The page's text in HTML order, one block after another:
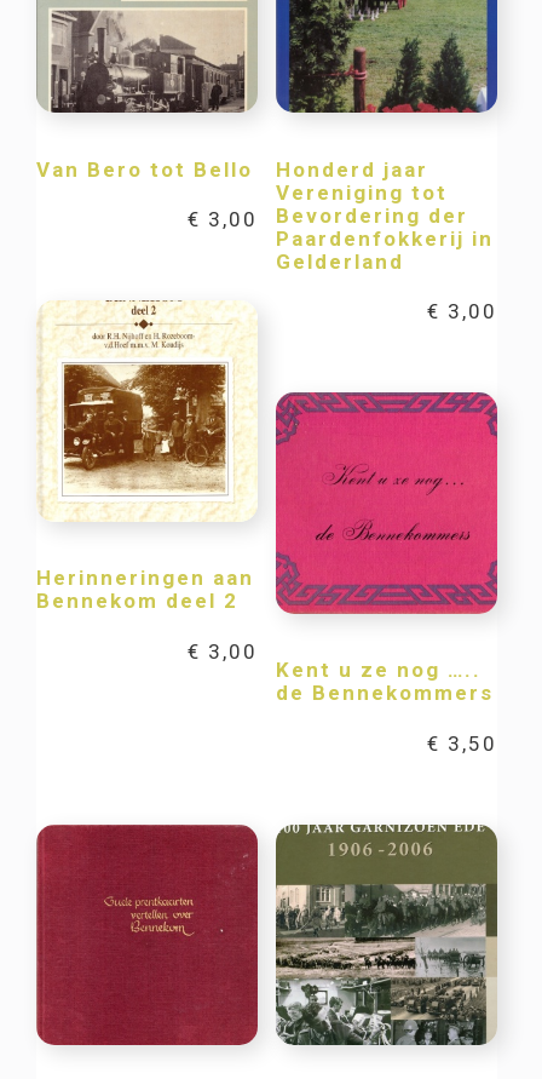
Van Bero tot Bello
€ 3,00
Honderd jaar
Vereniging tot
Bevordering der
Paardenfokkerij in
Gelderland
€ 3,00
Herinneringen aan
Bennekom deel 2
€ 3,00
Kent u ze nog …..
de Bennekommers
€ 3,50